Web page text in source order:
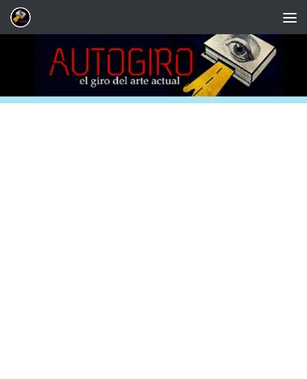
Saltar al contenido